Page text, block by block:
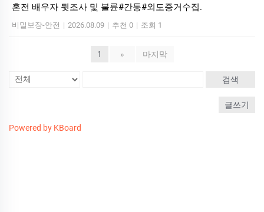
혼전 배우자 뒷조사 및 불륜#간통#외도증거수집.
비밀보장-안전 | 2026.08.09 | 추천 0 | 조회 1
1 » 마지막
검색
글쓰기
Powered by KBoard